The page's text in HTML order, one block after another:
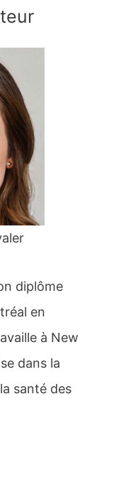
diplôme
en
à New
dans la
santé des